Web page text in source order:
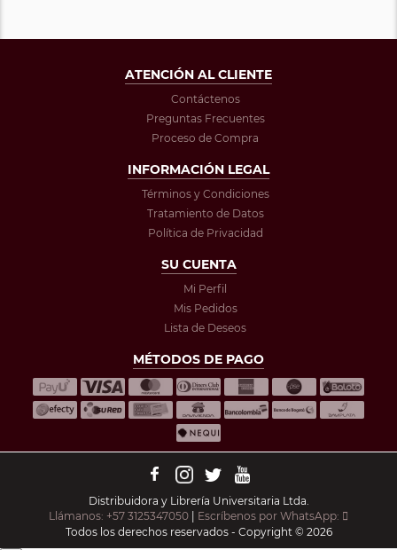
ATENCIÓN AL CLIENTE
Contáctenos
Preguntas Frecuentes
Proceso de Compra
INFORMACIÓN LEGAL
Términos y Condiciones
Tratamiento de Datos
Política de Privacidad
SU CUENTA
Mi Perfil
Mis Pedidos
Lista de Deseos
MÉTODOS DE PAGO
Distribuidora y Librería Universitaria Ltda.
Llámanos: +57 3125347050 | Escríbenos por WhatsApp:
Todos los derechos reservados - Copyright © 2026